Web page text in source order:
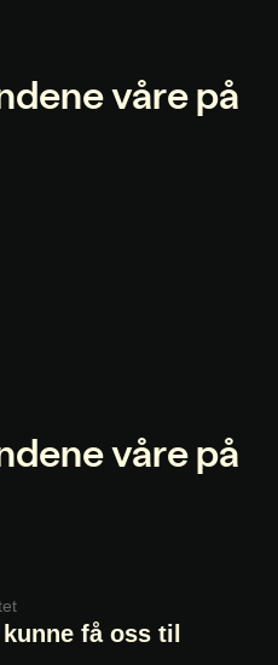
våre på
våre på
få oss til